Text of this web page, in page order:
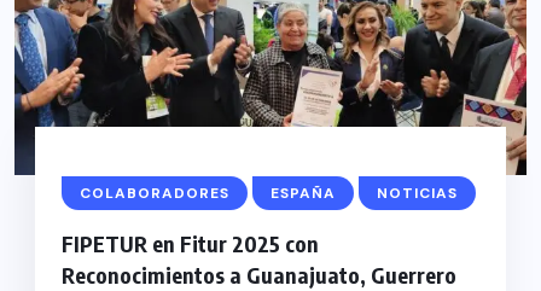
COLABORADORES ESPAÑA NOTICIAS
FIPETUR en Fitur 2025 con
Reconocimientos a Guanajuato, Guerrero